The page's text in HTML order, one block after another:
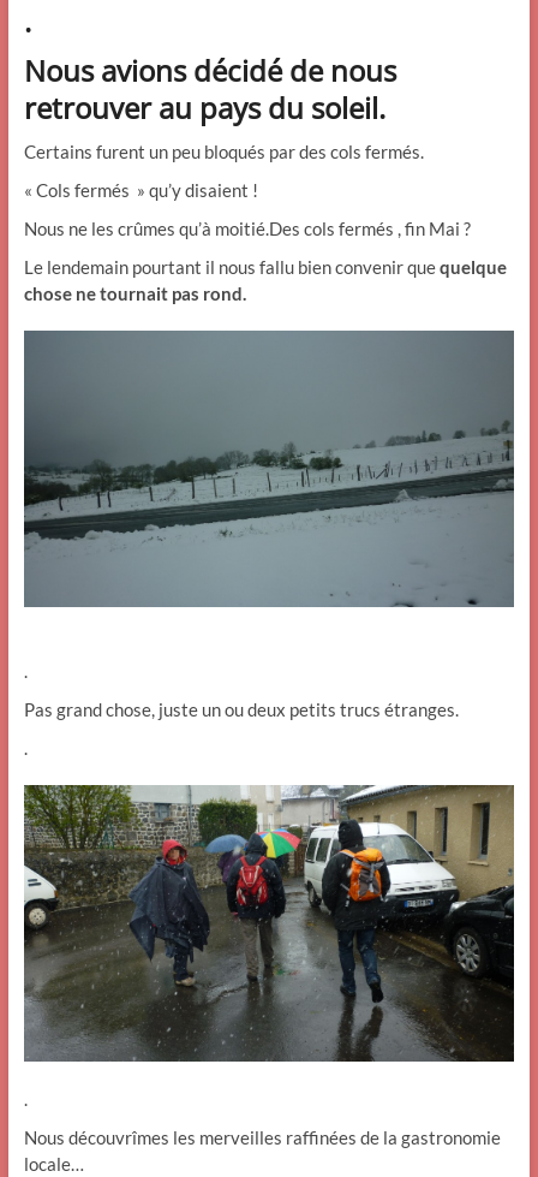
.
Nous avions décidé de nous
retrouver au pays du soleil.
Certains furent un peu bloqués par des cols fermés.
« Cols fermés » qu’y disaient !
Nous ne les crûmes qu’à moitié.Des cols fermés , fin Mai ?
Le lendemain pourtant il nous fallu bien convenir quequelque
chose ne tournait pas rond.
.
Pas grand chose, juste un ou deux petits trucs étranges.
.
.
Nous découvrîmes les merveilles raffinées de la gastronomie
locale…